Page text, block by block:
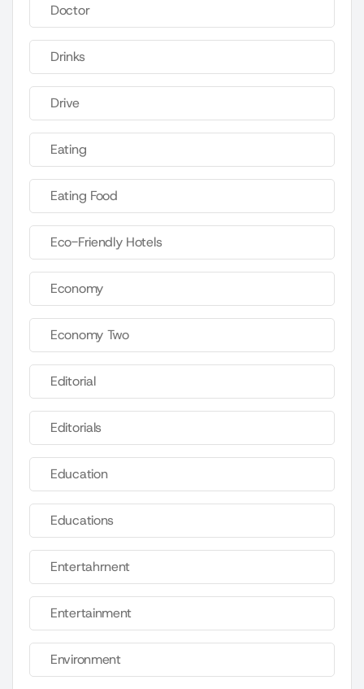
Doctor
Drinks
Drive
Eating
Eating Food
Eco-Friendly Hotels
Economy
Economy Two
Editorial
Editorials
Education
Educations
Entertahrnent
Entertainment
Environment